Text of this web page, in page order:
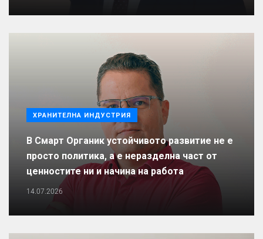
ХРАНИТЕЛНА ИНДУСТРИЯ
В Смарт Органик устойчивото развитие не е
просто политика, а е неразделна част от
ценностите ни и начина на работа
14.07.2026